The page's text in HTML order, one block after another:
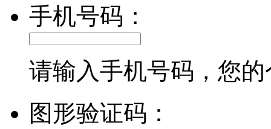
手机号码：
请输入手机号码，您
图形验证码：